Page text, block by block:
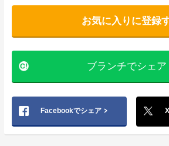
お気に入りに登録
ブランチでシェア
Facebookでシェア